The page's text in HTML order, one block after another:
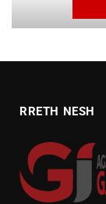
RRETH NESH